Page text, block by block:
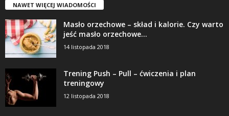
NAWET WIĘCEJ WIADOMOŚCI
Masło orzechowe – skład i kalorie. Czy warto
jeść masło orzechowe...
14 listopada 2018
Trening Push – Pull – ćwiczenia i plan
treningowy
12 listopada 2018